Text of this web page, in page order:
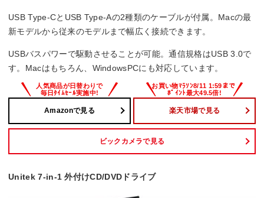
USB Type-CとUSB Type-Aの2種類のケーブルが付属。Macの最
新モデルから従来のモデルまで幅広く接続できます。
USBバスパワーで駆動させることが可能。通信規格はUSB 3.0で
す。Macはもちろん、WindowsPCにも対応しています。
Amazonで見る 楽天市場で見る
ビックカメラで見る
Unitek 7-in-1 外付けCD/DVDドライブ